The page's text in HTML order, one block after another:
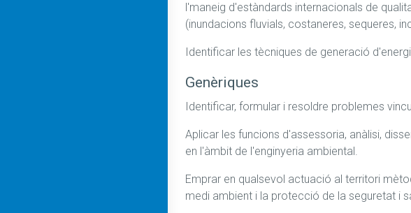
l'maneig d'estàndards internacionals de
(inundacions fluvials, costaneres, sequeres,
Identificar les tècniques de generació
Genèriques
Identificar, formular i resoldre problemes
Aplicar les funcions d'assessoria, anàlisi,
en l'àmbit de l'enginyeria ambiental.
Emprar en qualsevol actuació al territori
medi ambient i la protecció de la seguretat i